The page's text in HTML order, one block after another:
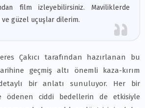
film izleyebilirsiniz. Maviliklerde
ve güzel uçuşlar dilerim.
Çakıcı tarafından hazırlanan bu
geçmiş altı önemli kaza-kırım
bir anlatı sunuluyor. Her bir
ödenen ciddi bedellerin de etkisiyle